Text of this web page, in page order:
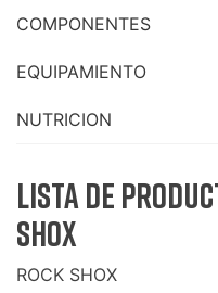
COMPONENTES
EQUIPAMIENTO
NUTRICION
Lista de
SHOX
ROCK SHOX